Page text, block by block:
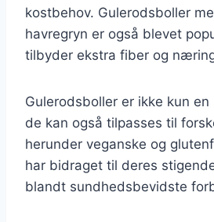
kostbehov. Gulerodsboller
havregryn er også blevet
tilbyder ekstra fiber og
Gulerodsboller er ikke kun
de kan også tilpasses til
herunder veganske og
har bidraget til deres
blandt sundhedsbevidste